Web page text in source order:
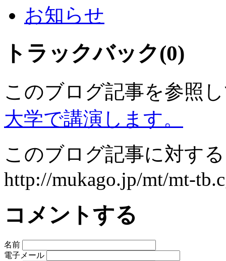
お知らせ
トラックバック(0)
このブログ記事を参照
大学で講演します。
このブログ記事に対す
http://mukago.jp/mt/mt-
コメントする
名前
電子メール